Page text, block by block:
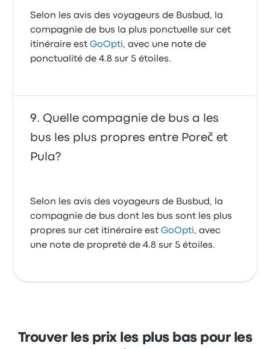
Selon les avis des voyageurs de Busbud, la
compagnie de bus la plus ponctuelle sur cet
itinéraire estGoOpti, avec une note de
ponctualité de 4.8 sur 5 étoiles.
Quelle compagnie de bus a les
bus les plus propres entre Poreč et
Pula?
Selon les avis des voyageurs de Busbud, la
compagnie de bus dont les bus sont les plus
propres sur cet itinéraire estGoOpti, avec
une note de propreté de 4.8 sur 5 étoiles.
Trouver les prix les plus bas pour les